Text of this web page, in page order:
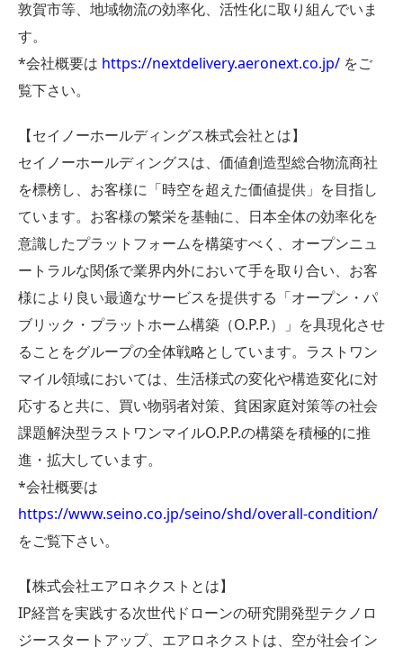
敦賀市等、地域物流の効率化、活性化に取り組んでいま
す。
*会社概要は https://nextdelivery.aeronext.co.jp/ をご
覧下さい。
【セイノーホールディングス株式会社とは】
セイノーホールディングスは、価値創造型総合物流商社
を標榜し、お客様に「時空を超えた価値提供」を目指し
ています。お客様の繁栄を基軸に、日本全体の効率化を
意識したプラットフォームを構築すべく、オープンニュ
ートラルな関係で業界内外において手を取り合い、お客
様により良い最適なサービスを提供する「オープン・パ
ブリック・プラットホーム構築（O.P.P.）」を具現化させ
ることをグループの全体戦略としています。ラストワン
マイル領域においては、生活様式の変化や構造変化に対
応すると共に、買い物弱者対策、貧困家庭対策等の社会
課題解決型ラストワンマイルO.P.P.の構築を積極的に推
進・拡大しています。
*会社概要は
https://www.seino.co.jp/seino/shd/overall-condition/
をご覧下さい。
【株式会社エアロネクストとは】
IP経営を実践する次世代ドローンの研究開発型テクノロ
ジースタートアップ、エアロネクストは、空が社会イン